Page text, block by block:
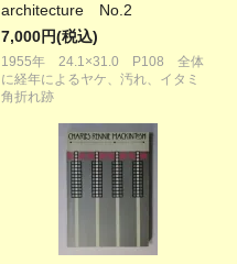
architecture No.2
7,000円(税込)
1955年 24.1×31.0 P108 全体
に経年によるヤケ、汚れ、イタミ
角折れ跡